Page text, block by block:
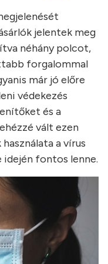
jelentek meg
néhány polcot,
forgalommal
már jó előre
védekezés
és a
vált ezen
a vírus
idején fontos lenne.